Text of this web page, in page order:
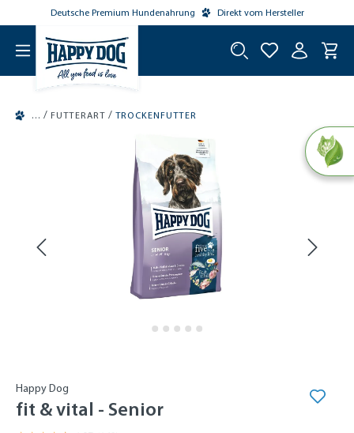
springen
Deutsche Premium Hundenahrung Direkt vom Hersteller
/ FUTTERART / TROCKENFUTTER
Happy Dog
fit & vital - Senior